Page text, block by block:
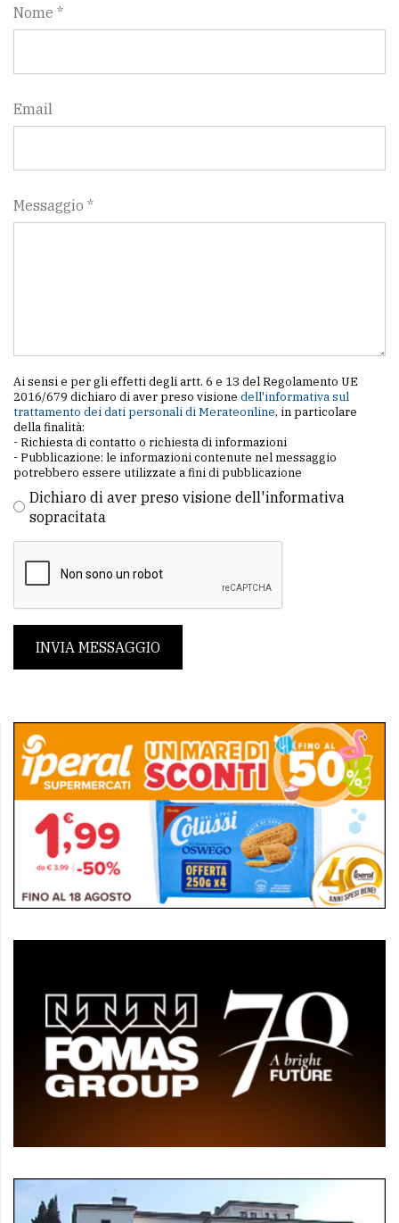
Nome *
Email
Messaggio *
Ai sensi e per gli effetti degli artt. 6 e 13 del Regolamento UE
2016/679 dichiaro di aver preso visione dell'informativa sul
trattamento dei dati personali di Merateonline, in particolare
della finalità:
- Richiesta di contatto o richiesta di informazioni
- Pubblicazione: le informazioni contenute nel messaggio
potrebbero essere utilizzate a fini di pubblicazione
Dichiaro di aver preso visione dell'informativa
sopracitata
INVIA MESSAGGIO